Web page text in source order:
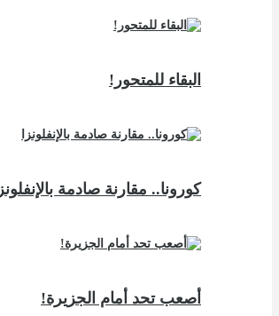
البقاء للمتحور!
كورونا.. مقارنة صادمة بالإنفلونزا
أصعب تحد أمام الجزيرة!